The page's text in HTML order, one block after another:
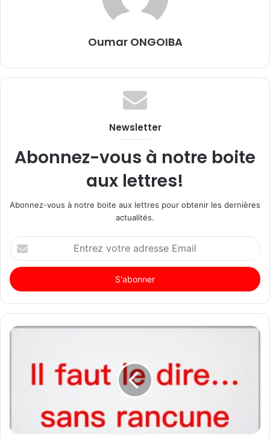
Oumar ONGOIBA
Newsletter
Abonnez-vous à notre boite
aux lettres!
Abonnez-vous à notre boite aux lettres pour obtenir les dernières
actualités.
Entrez
votre
adresse
Email